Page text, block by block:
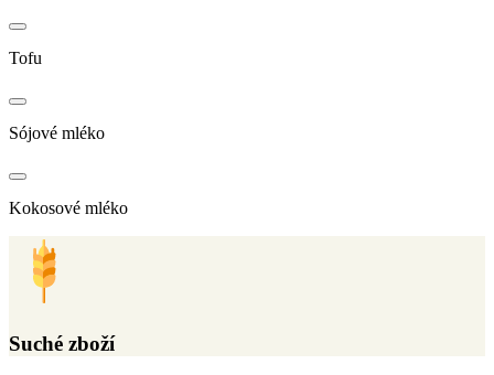
Tofu
Sójové mléko
Kokosové mléko
Suché zboží